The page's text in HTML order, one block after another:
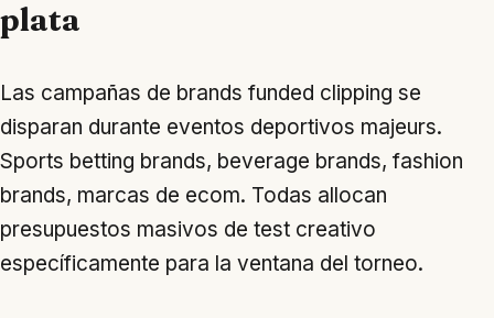
plata
Las campañas de brands funded clipping se
disparan durante eventos deportivos majeurs.
Sports betting brands, beverage brands, fashion
brands, marcas de ecom. Todas allocan
presupuestos masivos de test creativo
específicamente para la ventana del torneo.